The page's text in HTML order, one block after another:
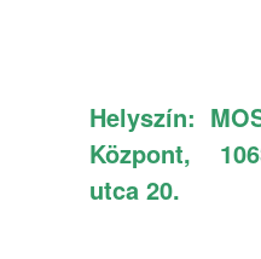
Helyszín:
Központ,
utca 20.